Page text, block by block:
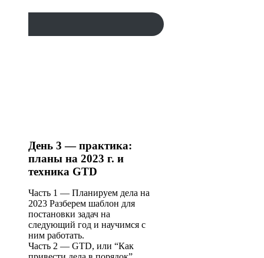
День 3 — практика:
планы на 2023 г. и
техника GTD
Часть 1 — Планируем дела на
2023 Разберем шаблон для
постановки задач на
следующий год и научимся с
ним работать.
Часть 2 — GTD, или “Как